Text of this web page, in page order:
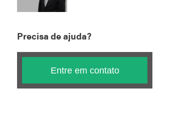
Precisa de ajuda?
Entre em contato